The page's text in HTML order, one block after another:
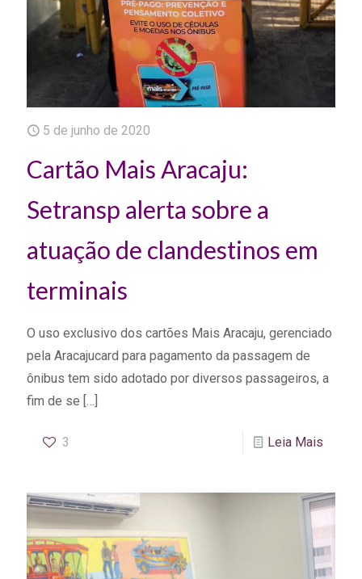
5 de junho de 2020
Cartão Mais Aracaju:
Setransp alerta sobre a
atuação de clandestinos em
terminais
O uso exclusivo dos cartões Mais Aracaju, gerenciado
pela Aracajucard para pagamento da passagem de
ônibus tem sido adotado por diversos passageiros, a
fim de se […]
3 Leia Mais